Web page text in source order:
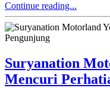
Continue reading...
Suryanation
Mencuri